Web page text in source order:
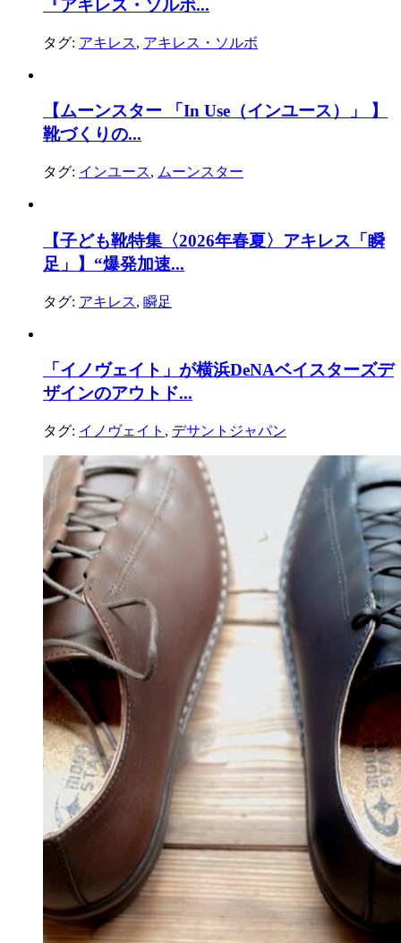
『アキレス・ソルボ...
タグ: アキレス, アキレス・ソルボ
【ムーンスター 「In Use（インユース）」 】
靴づくりの...
タグ: インユース, ムーンスター
【子ども靴特集〈2026年春夏〉アキレス「瞬
足」】“爆発加速...
タグ: アキレス, 瞬足
「イノヴェイト」が横浜DeNAベイスターズデ
ザインのアウトド...
タグ: イノヴェイト , デサントジャパン